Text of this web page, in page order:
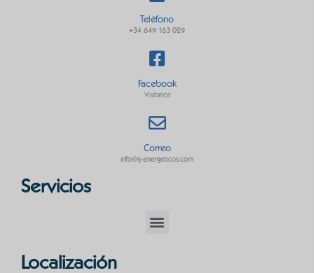
Teléfono
+34 649 163 029
Facebook
Visítanos
Correo
info@rj-energeticos.com
Servicios
Localización